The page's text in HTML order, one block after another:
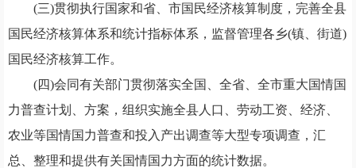
(三)贯彻执行国家和省、市国民经济核算制度，完善全县
国民经济核算体系和统计指标体系，监督管理各乡(镇、街道)
国民经济核算工作。
(四)会同有关部门贯彻落实全国、全省、全市重大国情国
力普查计划、方案，组织实施全县人口、劳动工资、经济、
农业等国情国力普查和投入产出调查等大型专项调查，汇
总、整理和提供有关国情国力方面的统计数据。